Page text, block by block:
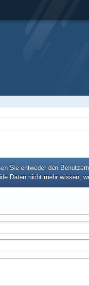
Sie entweder den
Daten nicht mehr wissen,